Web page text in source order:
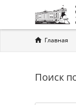
Вы
здесь
Главная
Поиск